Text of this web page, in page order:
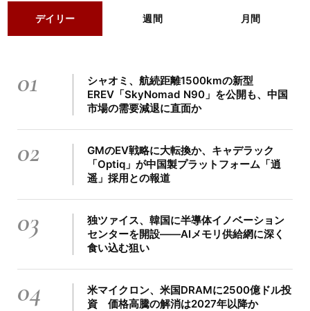
デイリー 週間 月間
01
シャオミ、航続距離1500kmの新型
EREV「SkyNomad N90」を公開も、中国
市場の需要減退に直面か
02
GMのEV戦略に大転換か、キャデラック
「Optiq」が中国製プラットフォーム「逍
遥」採用との報道
03
独ツァイス、韓国に半導体イノベーション
センターを開設――AIメモリ供給網に深く
食い込む狙い
04
米マイクロン、米国DRAMに2500億ドル投
資 価格高騰の解消は2027年以降か